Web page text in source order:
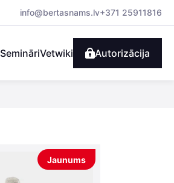
info@bertasnams.lv+371 25911816
SemināriVetwiki Autorizācija
Jaunums